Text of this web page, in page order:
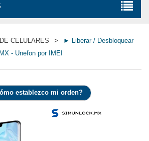
CELULARES >
► Liberar / Desbloquear
- Unefon por IMEI
establezco mi orden?